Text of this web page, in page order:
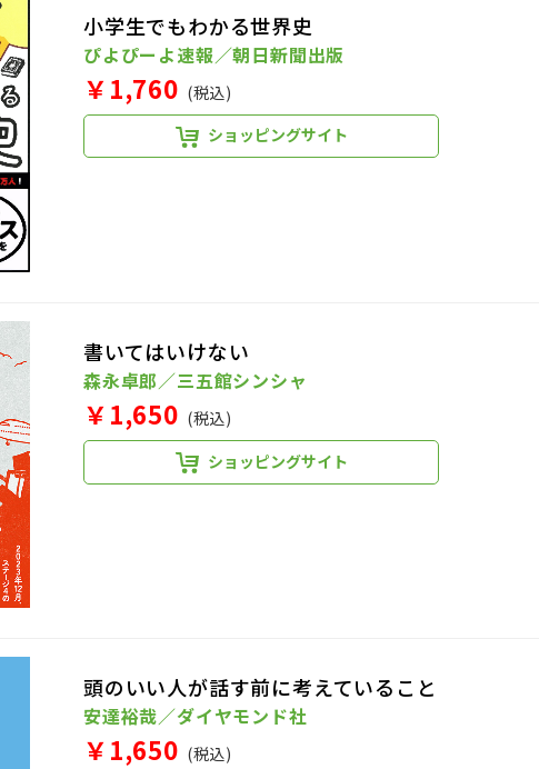
小学生でもわかる世界史
ぴよぴーよ速報／朝日新聞出版
￥1,760 (税込)
ショッピングサイト
書いてはいけない
森永卓郎／三五館シンシャ
￥1,650 (税込)
ショッピングサイト
頭のいい人が話す前に考えていること
安達裕哉／ダイヤモンド社
￥1,650 (税込)